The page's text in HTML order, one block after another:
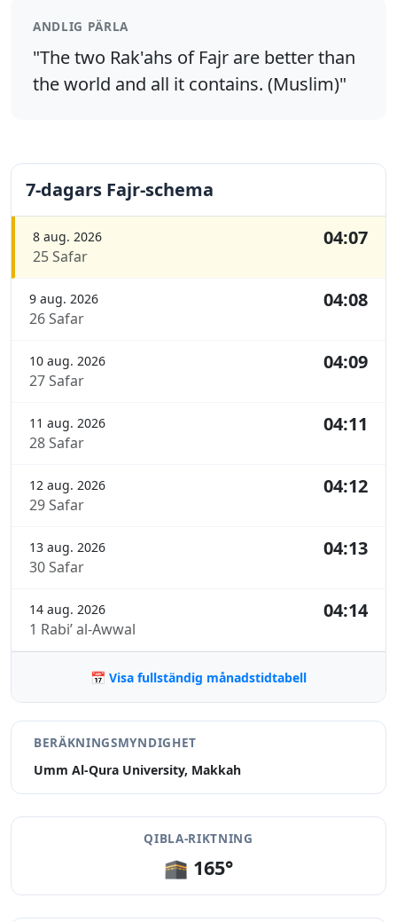
ANDLIG PÄRLA
"The two Rak'ahs of Fajr are better than
the world and all it contains. (Muslim)"
7-dagars Fajr-schema
8 aug. 2026
25 Safar
04:07
9 aug. 2026
26 Safar
04:08
10 aug. 2026
27 Safar
04:09
11 aug. 2026
28 Safar
04:11
12 aug. 2026
29 Safar
04:12
13 aug. 2026
30 Safar
04:13
14 aug. 2026
1 Rabi’ al-Awwal
04:14
📅 Visa fullständig månadstidtabell
BERÄKNINGSMYNDIGHET
Umm Al-Qura University, Makkah
QIBLA-RIKTNING
🕋 165°